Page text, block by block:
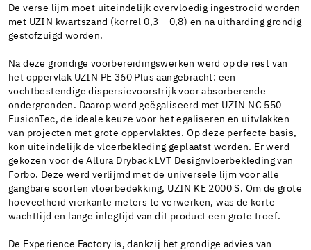
De verse lijm moet uiteindelijk overvloedig ingestrooid worden
met UZIN kwartszand (korrel 0,3 – 0,8) en na uitharding grondig
gestofzuigd worden.
Na deze grondige voorbereidingswerken werd op de rest van
het oppervlak UZIN PE 360 Plus aangebracht: een
vochtbestendige dispersievoorstrijk voor absorberende
ondergronden. Daarop werd geëgaliseerd met UZIN NC 550
FusionTec, de ideale keuze voor het egaliseren en uitvlakken
van projecten met grote oppervlaktes. Op deze perfecte basis,
kon uiteindelijk de vloerbekleding geplaatst worden. Er werd
gekozen voor de Allura Dryback LVT Designvloerbekleding van
Forbo. Deze werd verlijmd met de universele lijm voor alle
gangbare soorten vloerbedekking, UZIN KE 2000 S. Om de grote
hoeveelheid vierkante meters te verwerken, was de korte
wachttijd en lange inlegtijd van dit product een grote troef.
De Experience Factory is, dankzij het grondige advies van